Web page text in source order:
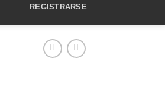
REGISTRARSE